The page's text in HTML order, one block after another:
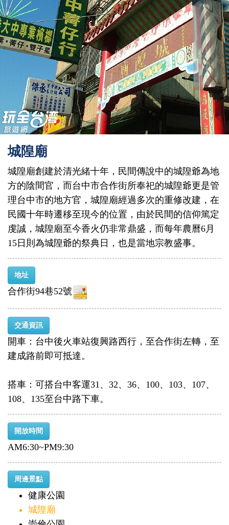
城隍廟
城隍廟創建於清光緒十年，民間傳說中的城隍爺為地
方的陰間官，而台中市合作街所奉祀的城隍爺更是管
理台中市的地方官，城隍廟經過多次的重修改建，在
民國十年時遷移至現今的位置，由於民間的信仰篤定
虔誠，城隍廟至今香火仍非常鼎盛，而每年農曆6月
15日則為城隍爺的祭典日，也是當地宗教盛事。
地址
合作街94巷52號
交通資訊
開車：台中後火車站復興路西行，至合作街左轉，至
建成路前即可抵達。
搭車：可搭台中客運31、32、36、100、103、107、
108、135至台中路下車。
開放時間
AM6:30~PM9:30
周邊景點
健康公園
城隍廟